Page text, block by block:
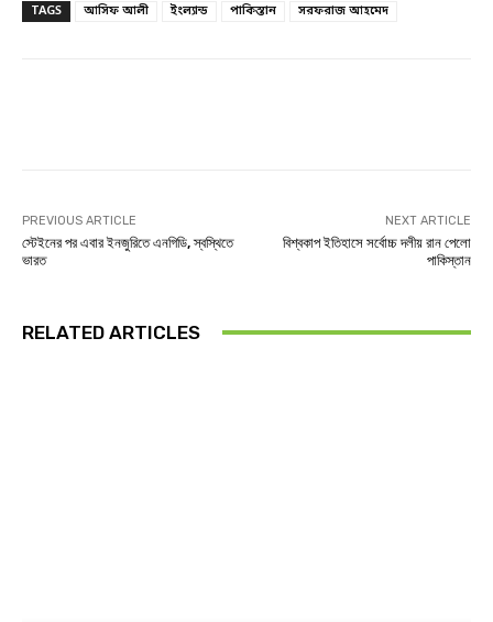
TAGS আসিফ আলী ইংল্যান্ড পাকিস্তান সরফরাজ আহমেদ
PREVIOUS ARTICLE
স্টেইনের পর এবার ইনজুরিতে এনগিডি, স্বস্থিতে
ভারত
NEXT ARTICLE
বিশ্বকাপ ইতিহাসে সর্বোচ্চ দলীয় রান পেলো
পাকিস্তান
RELATED ARTICLES